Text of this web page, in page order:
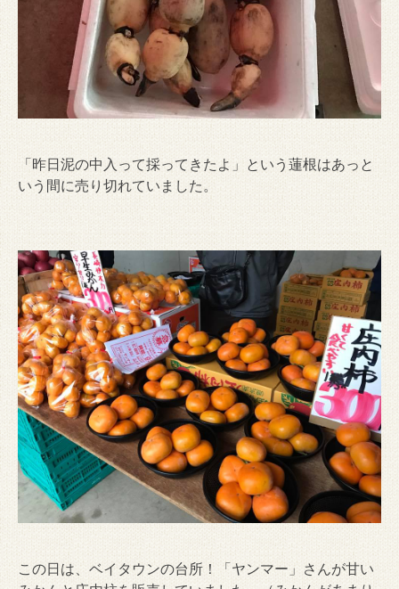
「昨日泥の中入って採ってきたよ」という蓮根はあっと
いう間に売り切れていました。
この日は、ベイタウンの台所！「 ヤンマー 」さんが甘い